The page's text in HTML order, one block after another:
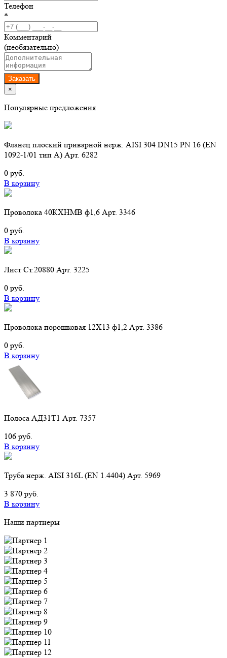
Телефон
*
Комментарий
(необязательно)
Заказать
×
Популярные предложения
Фланец плоский приварной нерж. AISI 304 DN15 PN 16 (EN
1092-1/01 тип А) Арт. 6282
0 руб.
В корзину
Проволока 40КХНМВ ф1,6 Арт. 3346
0 руб.
В корзину
Лист Ст.20880 Арт. 3225
0 руб.
В корзину
Проволока порошковая 12Х13 ф1,2 Арт. 3386
0 руб.
В корзину
Полоса АД31Т1 Арт. 7357
106 руб.
В корзину
Труба нерж. AISI 316L (EN 1.4404) Арт. 5969
3 870 руб.
В корзину
Наши партнеры